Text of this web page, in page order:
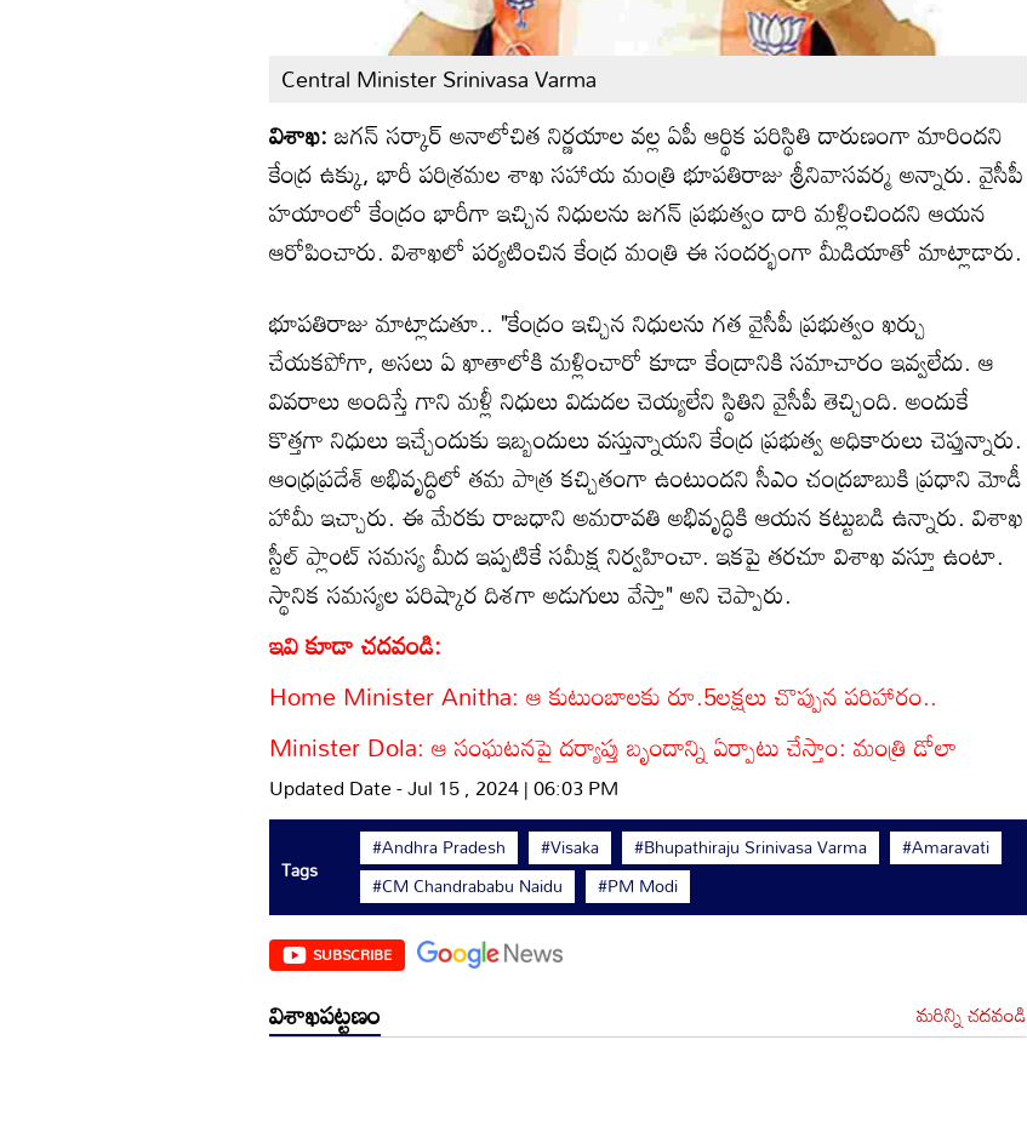
Central Minister Srinivasa Varma
విశాఖ:జగన్ సర్కార్ అనాలోచిత నిర్ణయాల వల్ల ఏపీ ఆర్థిక పరిస్థితి దారుణంగా మారిందని
కేంద్ర ఉక్కు, భారీ పరిశ్రమల శాఖ సహాయ మంత్రి భూపతిరాజు శ్రీనివాసవర్మ అన్నారు. వైసీపీ
హయాంలో కేంద్రం భారీగా ఇచ్చిన నిధులను జగన్ ప్రభుత్వం దారి మళ్లించిందని ఆయన
ఆరోపించారు. విశాఖలో పర్యటించిన కేంద్ర మంత్రి ఈ సందర్భంగా మీడియాతో మాట్లాడారు.
భూపతిరాజు మాట్లాడుతూ.. "కేంద్రం ఇచ్చిన నిధులను గత వైసీపీ ప్రభుత్వం ఖర్చు
చేయకపోగా, అసలు ఏ ఖాతాలోకి మళ్లించారో కూడా కేంద్రానికి సమాచారం ఇవ్వలేదు. ఆ
వివరాలు అందిస్తే గాని మళ్లీ నిధులు విడుదల చెయ్యలేని స్థితిని వైసీపీ తెచ్చింది. అందుకే
కొత్తగా నిధులు ఇచ్చేందుకు ఇబ్బందులు వస్తున్నాయని కేంద్ర ప్రభుత్వ అధికారులు చెప్తున్నారు.
ఆంధ్రప్రదేశ్ అభివృద్ధిలో తమ పాత్ర కచ్చితంగా ఉంటుందని సీఎం చంద్రబాబుకి ప్రధాని మోడీ
హామీ ఇచ్చారు. ఈ మేరకు రాజధాని అమరావతి అభివృద్ధికి ఆయన కట్టుబడి ఉన్నారు. విశాఖ
స్టీల్ ప్లాంట్ సమస్య మీద ఇప్పటికే సమీక్ష నిర్వహించా. ఇకపై తరచూ విశాఖ వస్తూ ఉంటా.
స్థానిక సమస్యల పరిష్కార దిశగా అడుగులు వేస్తా" అని చెప్పారు.
ఇవి కూడా చదవండి:
Home Minister Anitha: ఆ కుటుంబాలకు రూ.5లక్షలు చొప్పున పరిహారం..
Minister Dola: ఆ సంఘటనపై దర్యాప్తు బృందాన్ని ఏర్పాటు చేస్తాం: మంత్రి డోలా
Updated Date - Jul 15 , 2024 | 06:03 PM
Tags
#Andhra Pradesh #Visaka #Bhupathiraju Srinivasa Varma
#Amaravati
#CM Chandrababu Naidu
#PM Modi
SUBSCRIBE
విశాఖపట్టణం మరిన్ని చదవండి